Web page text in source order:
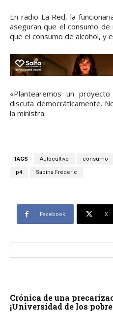
En radio La Red, la
aseguran que el consumo de
que el consumo de alcohol, y
«Plantearemos un
discuta democráticamente.
la ministra.
TAGS Autocultivo consumo
p4 Sabina Frederic
Facebook X
Crónica de una
¡Universidad de los